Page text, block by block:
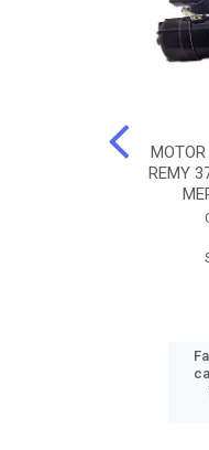
MOTOR
REMY